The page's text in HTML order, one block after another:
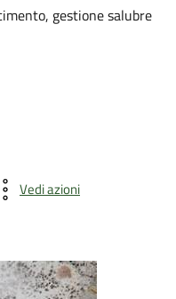
gestione salubre
Vedi azioni